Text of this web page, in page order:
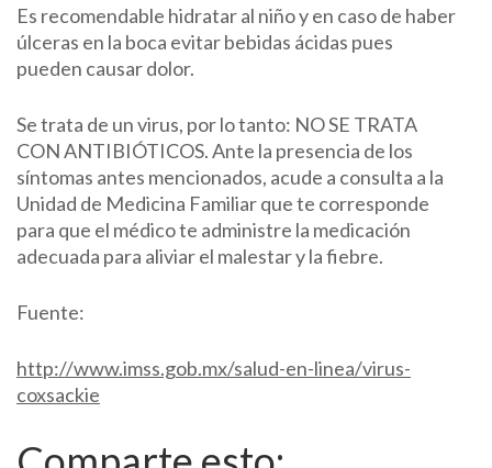
Es recomendable hidratar al niño y en caso de haber
úlceras en la boca evitar bebidas ácidas pues
pueden causar dolor.
Se trata de un virus, por lo tanto: NO SE TRATA
CON ANTIBIÓTICOS. Ante la presencia de los
síntomas antes mencionados, acude a consulta a la
Unidad de Medicina Familiar que te corresponde
para que el médico te administre la medicación
adecuada para aliviar el malestar y la fiebre.
Fuente:
http://www.imss.gob.mx/salud-en-linea/virus-
coxsackie